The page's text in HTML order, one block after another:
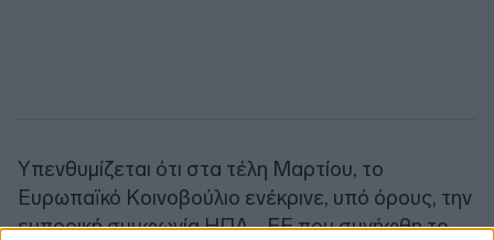
Υπενθυμίζεται ότι στα τέλη Μαρτίου, το
Ευρωπαϊκό Κοινοβούλιο ενέκρινε, υπό όρους, την
εμπορική συμφωνία ΗΠΑ - ΕΕ που συνήφθη το